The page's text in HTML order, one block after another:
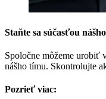
Staňte sa súčasťou
Spoločne môžeme urobiť
nášho tímu. Skontrolujte
Pozrieť viac: